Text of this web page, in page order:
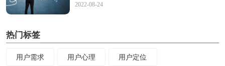
2022-08-24
热门标签
用户需求 用户心理 用户定位